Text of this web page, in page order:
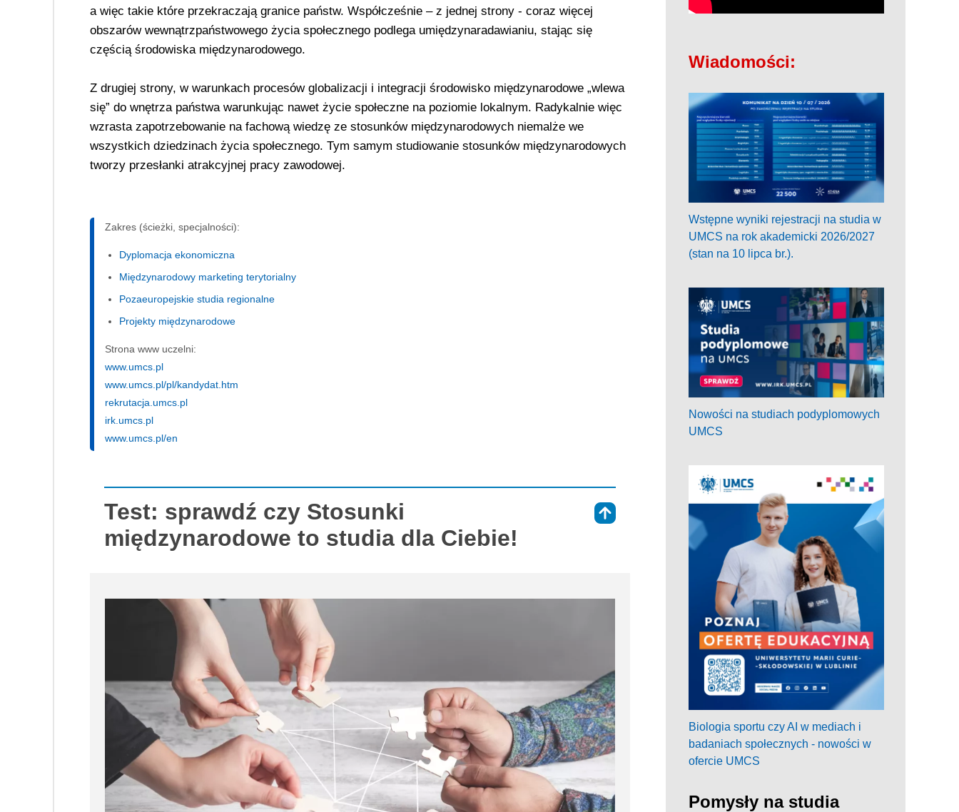
a więc takie które przekraczają granice państw. Współcześnie – z jednej strony - coraz więcej
obszarów wewnątrzpaństwowego życia społecznego podlega umiędzynaradawianiu, stając się
częścią środowiska międzynarodowego.
Z drugiej strony, w warunkach procesów globalizacji i integracji środowisko międzynarodowe „wlewa
się” do wnętrza państwa warunkując nawet życie społeczne na poziomie lokalnym. Radykalnie więc
wzrasta zapotrzebowanie na fachową wiedzę ze stosunków międzynarodowych niemalże we
wszystkich dziedzinach życia społecznego. Tym samym studiowanie stosunków międzynarodowych
tworzy przesłanki atrakcyjnej pracy zawodowej.
Zakres (ścieżki, specjalności):
Dyplomacja ekonomiczna
Międzynarodowy marketing terytorialny
Pozaeuropejskie studia regionalne
Projekty międzynarodowe
Strona www uczelni:
www.umcs.pl
www.umcs.pl/pl/kandydat.htm
rekrutacja.umcs.pl
irk.umcs.pl
www.umcs.pl/en
Test: sprawdź czy Stosunki
międzynarodowe to studia dla Ciebie!
Wiadomości:
Wstępne wyniki rejestracji na studia w
UMCS na rok akademicki 2026/2027
(stan na 10 lipca br.).
Nowości na studiach podyplomowych
UMCS
Biologia sportu czy AI w mediach i
badaniach społecznych - nowości w
ofercie UMCS
Pomysły na studia